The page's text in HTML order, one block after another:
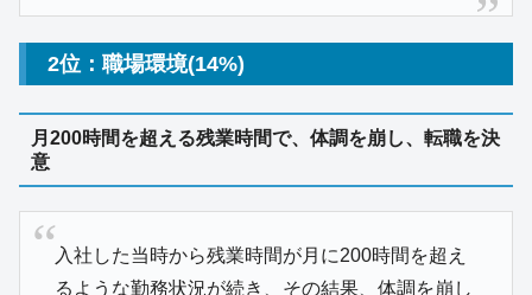
2位：職場環境(14%)
月200時間を超える残業時間で、体調を崩し、転職を決
意
入社した当時から残業時間が月に200時間を超え
るような勤務状況が続き、その結果、体調を崩し